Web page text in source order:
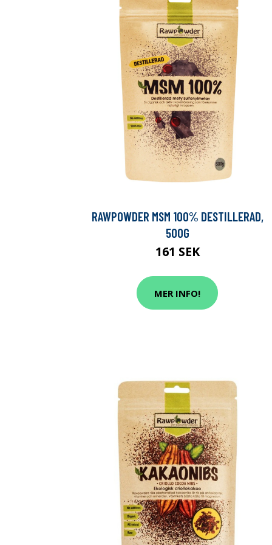
RAWPOWDER MSM 100% DESTILLERAD,
500G
161 SEK
MER INFO!